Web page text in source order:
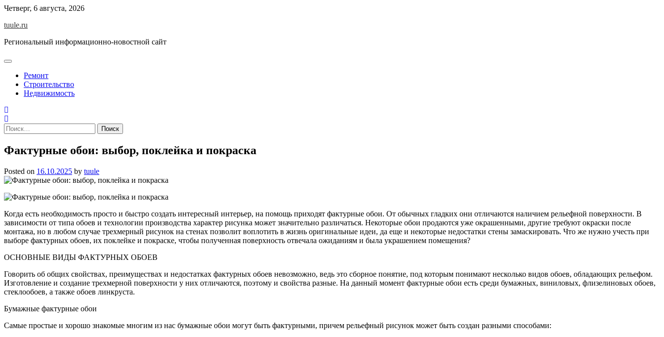
Skip
content
Четверг, 6 августа, 2026
tuule.ru
Региональный информационно-новостной сайт
Ремонт
Строительство
Недвижимость
Найти:
Фактурные обои: выбор, поклейка и покраска
Posted on 16.10.2025 by tuule
Когда есть необходимость просто и быстро создать интересный интерьер, на помощь приходят фактурные обои. От обычных гладких они отличаются наличием рельефной поверхности. В
зависимости от типа обоев и технологии производства характер рисунка может значительно различаться. Некоторые обои продаются уже окрашенными, другие требуют окраски после
монтажа, но в любом случае трехмерный рисунок на стенах позволит воплотить в жизнь оригинальные идеи, да еще и некоторые недостатки стены замаскировать. Что же нужно учесть при
выборе фактурных обоев, их поклейке и покраске, чтобы полученная поверхность отвечала ожиданиям и была украшением помещения?
ОСНОВНЫЕ ВИДЫ ФАКТУРНЫХ ОБОЕВ
Говорить об общих свойствах, преимуществах и недостатках фактурных обоев невозможно, ведь это сборное понятие, под которым понимают несколько видов обоев, обладающих рельефом.
Изготовление и создание трехмерной поверхности у них отличаются, поэтому и свойства разные. На данный момент фактурные обои есть среди бумажных, виниловых, флизелиновых обоев,
стеклообоев, а также обоев линкруста.
Бумажные фактурные обои
Самые простые и хорошо знакомые многим из нас бумажные обои могут быть фактурными, причем рельефный рисунок может быть создан разными способами: